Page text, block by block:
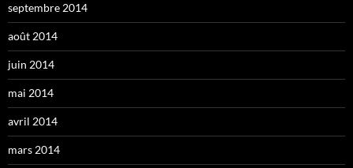
septembre 2014
août 2014
juin 2014
mai 2014
avril 2014
mars 2014